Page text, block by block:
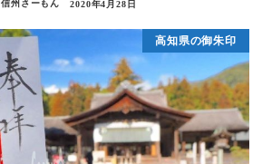
信州さーもん 2020年4月28日
高知県の御朱印